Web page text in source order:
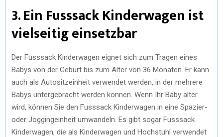
3. Ein Fusssack Kinderwagen ist
vielseitig einsetzbar
Der Fusssack Kinderwagen eignet sich zum Tragen eines
Babys von der Geburt bis zum Alter von 36 Monaten. Er kann
auch als Autositzeinheit verwendet werden, in der mehrere
Babys untergebracht werden können. Wenn Ihr Baby älter
wird, können Sie den Fusssack Kinderwagen in eine Spazier-
oder Joggingeinheit umwandeln. Es gibt sogar Fusssack
Kinderwagen, die als Kinderwagen und Hochstuhl verwendet